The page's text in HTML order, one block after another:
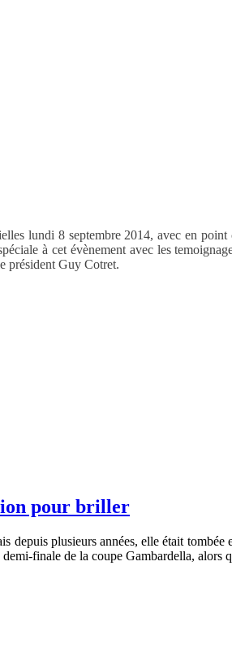
lundi 8 septembre 2014, avec en
à cet évènement avec les
président Guy Cotret.
pour briller
plusieurs années, elle était
finale de la coupe Gambardella, alors